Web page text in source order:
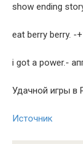
show ending
eat berry berry. -
i got a power.-
Удачной игры в
Источник